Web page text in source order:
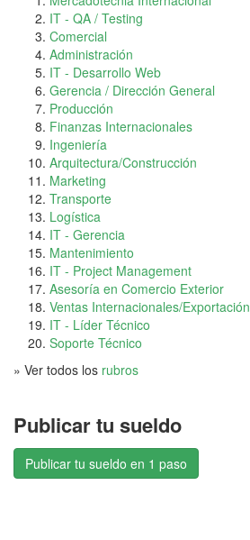
IT - QA / Testing
Comercial
Administración
IT - Desarrollo Web
Gerencia / Dirección General
Producción
Finanzas Internacionales
Ingeniería
Arquitectura/Construcción
Marketing
Transporte
Logística
IT - Gerencia
Mantenimiento
IT - Project Management
Asesoría en Comercio Exterior
Ventas Internacionales/Exportación
IT - Líder Técnico
Soporte Técnico
» Ver todos los rubros
Publicar tu sueldo
Publicar tu sueldo en 1 paso